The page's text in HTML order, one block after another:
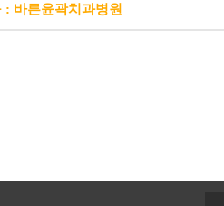
: 바른윤곽치과병원